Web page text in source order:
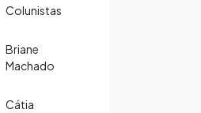
Colunistas
Briane
Machado
Cátia